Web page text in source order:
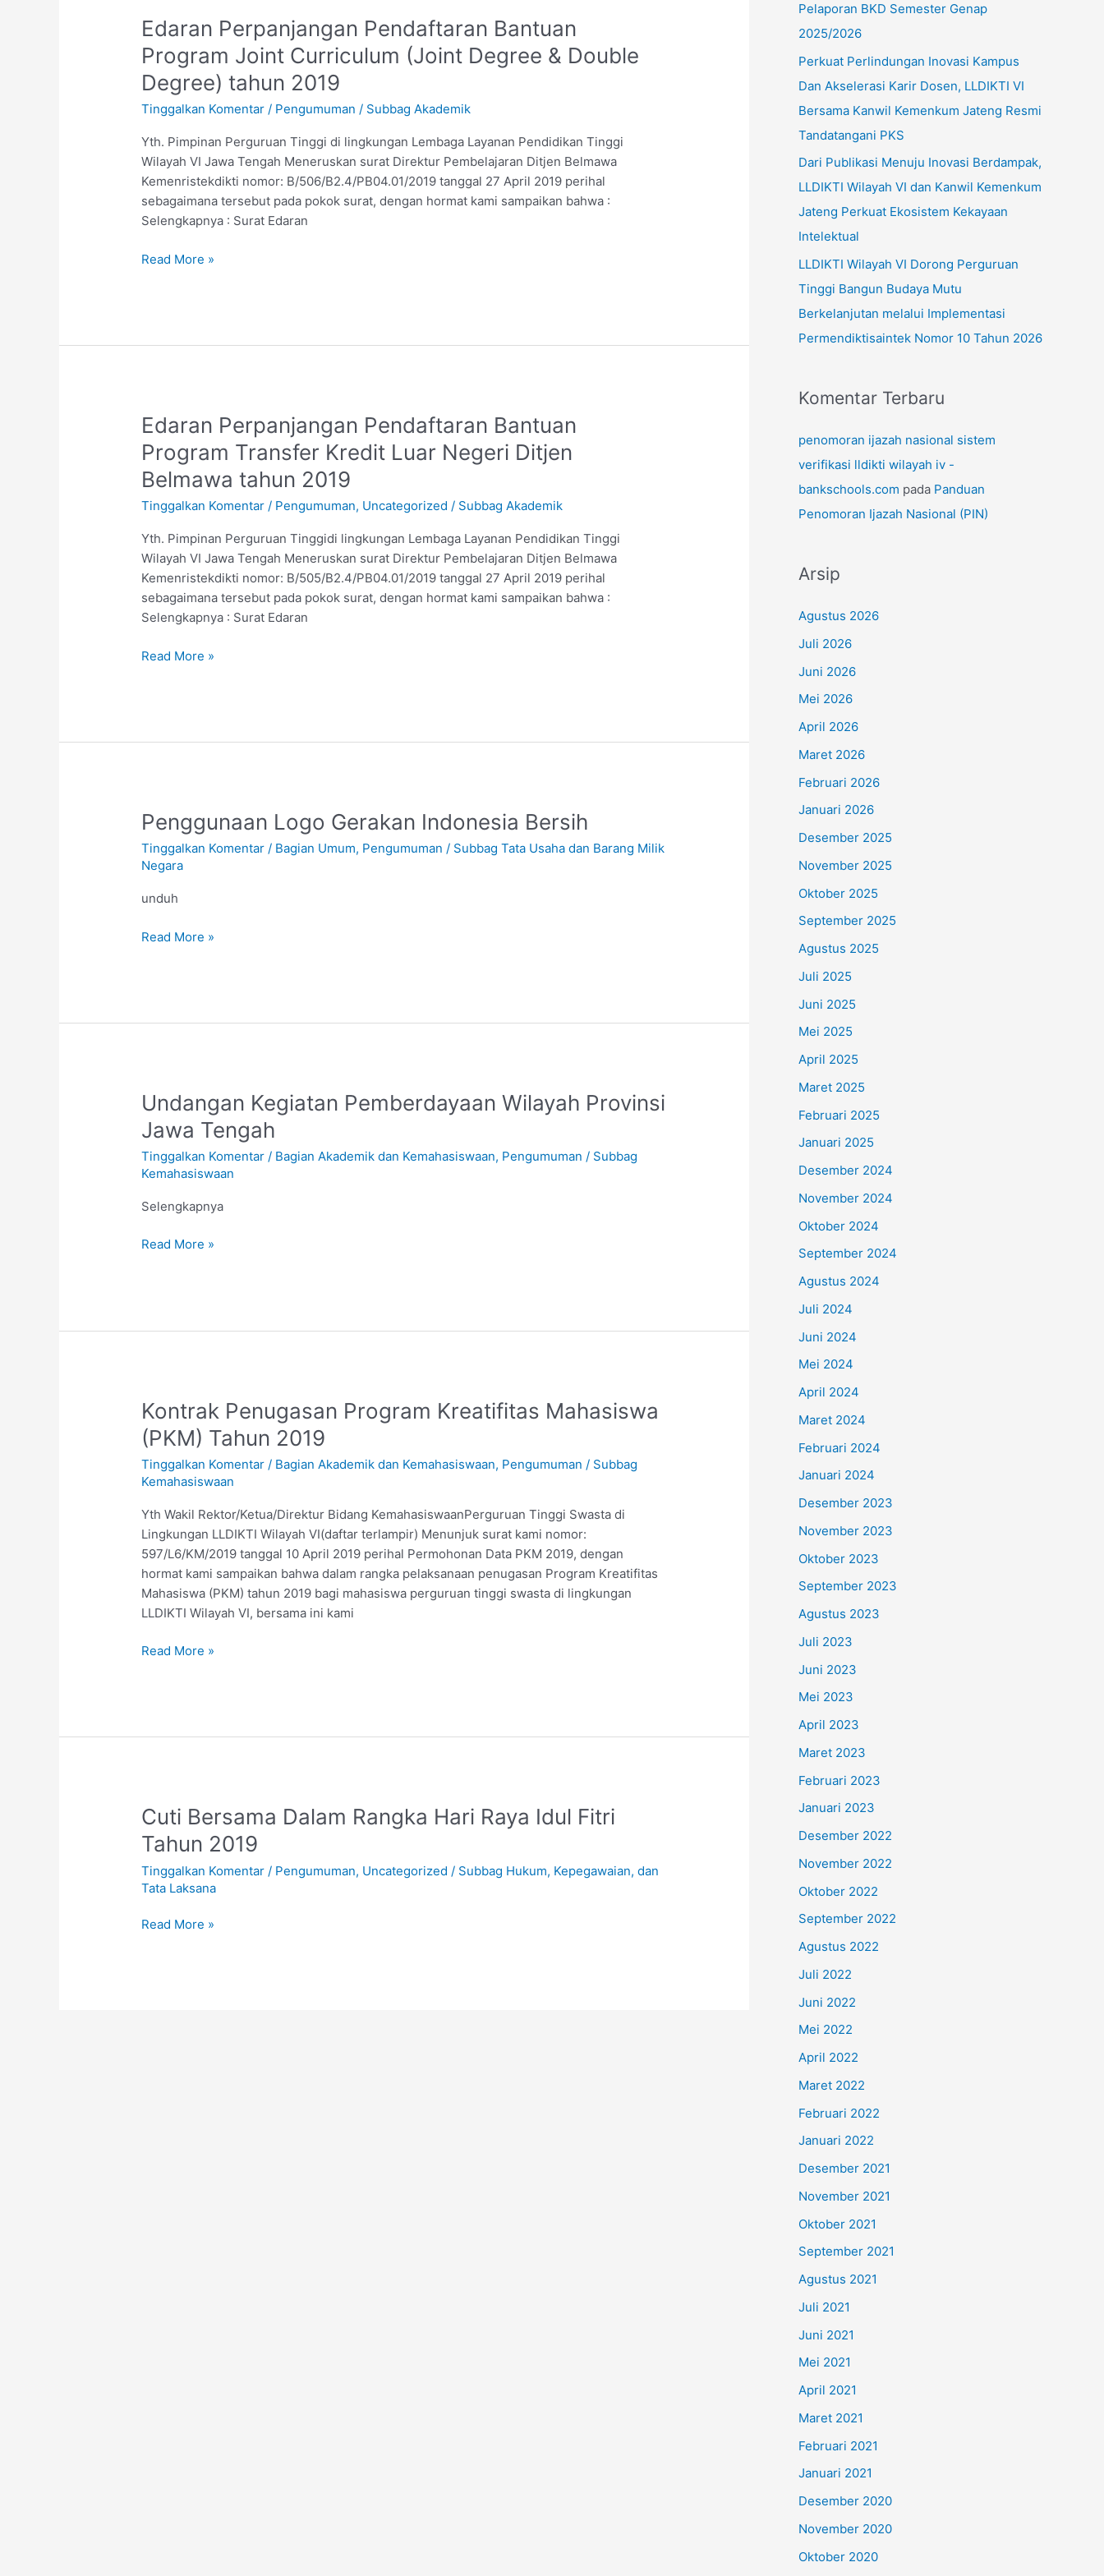
Edaran Perpanjangan Pendaftaran Bantuan
Program Joint Curriculum (Joint Degree & Double
Degree) tahun 2019
Tinggalkan Komentar / Pengumuman / Subbag Akademik
Yth. Pimpinan Perguruan Tinggi di lingkungan Lembaga Layanan Pendidikan Tinggi
Wilayah VI Jawa Tengah Meneruskan surat Direktur Pembelajaran Ditjen Belmawa
Kemenristekdikti nomor: B/506/B2.4/PB04.01/2019 tanggal 27 April 2019 perihal
sebagaimana tersebut pada pokok surat, dengan hormat kami sampaikan bahwa :
Selengkapnya : Surat Edaran
Edaran
Pendaftaran
Bantuan
Program
Joint
Curriculum
(Joint
Degree
&
Double
tahun
Read More »
Edaran Perpanjangan Pendaftaran Bantuan
Program Transfer Kredit Luar Negeri Ditjen
Belmawa tahun 2019
Tinggalkan Komentar / Pengumuman, Uncategorized / Subbag Akademik
Yth. Pimpinan Perguruan Tinggidi lingkungan Lembaga Layanan Pendidikan Tinggi
Wilayah VI Jawa Tengah Meneruskan surat Direktur Pembelajaran Ditjen Belmawa
Kemenristekdikti nomor: B/505/B2.4/PB04.01/2019 tanggal 27 April 2019 perihal
sebagaimana tersebut pada pokok surat, dengan hormat kami sampaikan bahwa :
Selengkapnya : Surat Edaran
Edaran
Pendaftaran
Bantuan
Program
Transfer
Kredit
Luar
Negeri
Ditjen
Belmawa
2019
Read More »
Penggunaan Logo Gerakan Indonesia Bersih
Tinggalkan Komentar / Bagian Umum, Pengumuman / Subbag Tata Usaha dan Barang Milik
Negara
unduh
Penggunaan
Gerakan
Indonesia
Bersih
Read More »
Undangan Kegiatan Pemberdayaan Wilayah Provinsi
Jawa Tengah
Tinggalkan Komentar / Bagian Akademik dan Kemahasiswaan, Pengumuman / Subbag
Kemahasiswaan
Selengkapnya
Undangan
Pemberdayaan
Wilayah
Provinsi
Tengah
Read More »
Kontrak Penugasan Program Kreatifitas Mahasiswa
(PKM) Tahun 2019
Tinggalkan Komentar / Bagian Akademik dan Kemahasiswaan, Pengumuman / Subbag
Kemahasiswaan
Yth Wakil Rektor/Ketua/Direktur Bidang KemahasiswaanPerguruan Tinggi Swasta di
Lingkungan LLDIKTI Wilayah VI(daftar terlampir) Menunjuk surat kami nomor:
597/L6/KM/2019 tanggal 10 April 2019 perihal Permohonan Data PKM 2019, dengan
hormat kami sampaikan bahwa dalam rangka pelaksanaan penugasan Program Kreatifitas
Mahasiswa (PKM) tahun 2019 bagi mahasiswa perguruan tinggi swasta di lingkungan
LLDIKTI Wilayah VI, bersama ini kami
Kontrak
Penugasan
Program
Kreatifitas
Mahasiswa
Tahun
2019
Read More »
Cuti Bersama Dalam Rangka Hari Raya Idul Fitri
Tahun 2019
Tinggalkan Komentar / Pengumuman, Uncategorized / Subbag Hukum, Kepegawaian, dan
Tata Laksana
Cuti
Dalam
Rangka
Hari
Idul
Read More »
:
Pelaporan BKD Semester Genap
2025/2026
Perkuat Perlindungan Inovasi Kampus
Dan Akselerasi Karir Dosen, LLDIKTI VI
Bersama Kanwil Kemenkum Jateng Resmi
Tandatangani PKS
Dari Publikasi Menuju Inovasi Berdampak,
LLDIKTI Wilayah VI dan Kanwil Kemenkum
Jateng Perkuat Ekosistem Kekayaan
Intelektual
LLDIKTI Wilayah VI Dorong Perguruan
Tinggi Bangun Budaya Mutu
Berkelanjutan melalui Implementasi
Permendiktisaintek Nomor 10 Tahun 2026
Komentar Terbaru
penomoran ijazah nasional sistem
verifikasi lldikti wilayah iv -
bankschools.com pada Panduan
Penomoran Ijazah Nasional (PIN)
Arsip
Agustus 2026
Juli 2026
Juni 2026
Mei 2026
April 2026
Maret 2026
Februari 2026
Januari 2026
Desember 2025
November 2025
Oktober 2025
September 2025
Agustus 2025
Juli 2025
Juni 2025
Mei 2025
April 2025
Maret 2025
Februari 2025
Januari 2025
Desember 2024
November 2024
Oktober 2024
September 2024
Agustus 2024
Juli 2024
Juni 2024
Mei 2024
April 2024
Maret 2024
Februari 2024
Januari 2024
Desember 2023
November 2023
Oktober 2023
September 2023
Agustus 2023
Juli 2023
Juni 2023
Mei 2023
April 2023
Maret 2023
Februari 2023
Januari 2023
Desember 2022
November 2022
Oktober 2022
September 2022
Agustus 2022
Juli 2022
Juni 2022
Mei 2022
April 2022
Maret 2022
Februari 2022
Januari 2022
Desember 2021
November 2021
Oktober 2021
September 2021
Agustus 2021
Juli 2021
Juni 2021
Mei 2021
April 2021
Maret 2021
Februari 2021
Januari 2021
Desember 2020
November 2020
Oktober 2020